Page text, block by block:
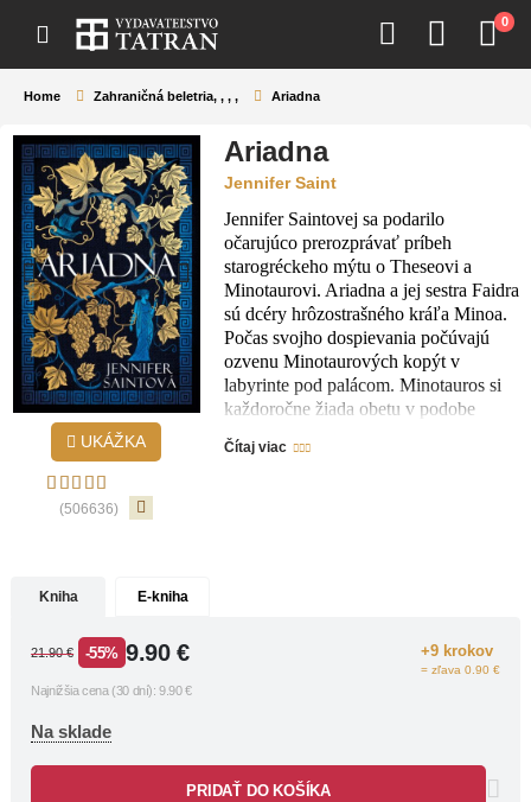
0
Home Zahraničná beletria, , , , Ariadna
UKÁŽKA
(506636)
Ariadna
Jennifer Saint
Jennifer Saintovej sa podarilo
očarujúco prerozprávať príbeh
starogréckeho mýtu o Theseovi a
Minotaurovi. Ariadna a jej sestra Faidra
sú dcéry hrôzostrašného kráľa Minoa.
Počas svojho dospievania počúvajú
ozvenu Minotaurových kopýt v
labyrinte pod palácom. Minotauros si
každoročne žiada obetu v podobe
nádherne vyrozprávaný príbeh ženy,
Čítaj viac
Kniha E-kniha
+9 krokov
= zľava 0.90 €
21.90€ -55% 9.90 €
Najnižšia cena (30 dní):9.90 €
Na sklade
PRIDAŤ DO KOŠÍKA